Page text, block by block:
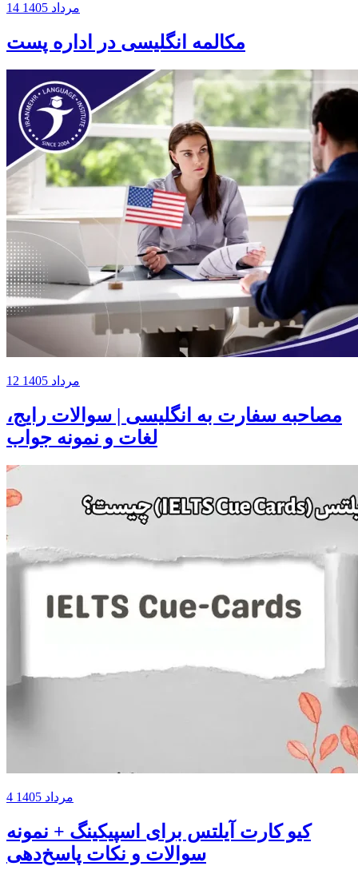
14 مرداد 1405
مکالمه انگلیسی در اداره پست
12 مرداد 1405
مصاحبه سفارت به انگلیسی | سوالات رایج،
لغات و نمونه جواب
4 مرداد 1405
کیو کارت آیلتس برای اسپیکینگ + نمونه
سوالات و نکات پاسخ‌دهی